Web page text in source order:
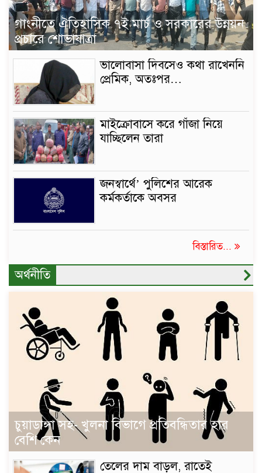
গাংনীতে ঐতিহাসিক ৭ই মার্চ ও সরকারের উন্নয়ন
প্রচারে শোভাযাত্রা
ভালোবাসা দিবসেও কথা রাখেননি
প্রেমিক, অতঃপর…
মাইক্রোবাসে করে গাঁজা নিয়ে
যাচ্ছিলেন তারা
জনস্বার্থে’ পুলিশের আরেক
কর্মকর্তাকে অবসর
বিস্তারিত...
অর্থনীতি
চুয়াডাঙ্গা সহ- খুলনা বিভাগে প্রতিবন্ধিতার হার
বেশি কেন
তেলের দাম বাড়ল, রাতেই